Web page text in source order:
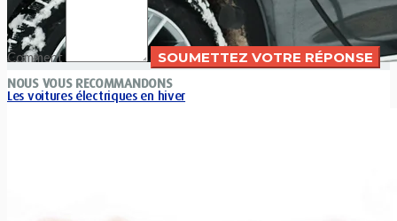
Les voitures électriques en hiver
Comment
NOUS VOUS RECOMMANDONS